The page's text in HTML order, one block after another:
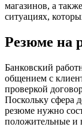
магазинов, а
ситуациях,
Резюме на
Банковский
общением с
проверкой
Поскольку сфера
резюме нужно
положительные и